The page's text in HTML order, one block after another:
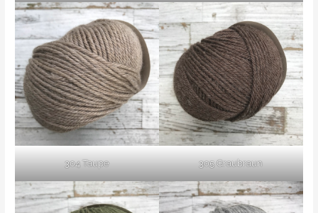
304 Taupe 305 Graubraun